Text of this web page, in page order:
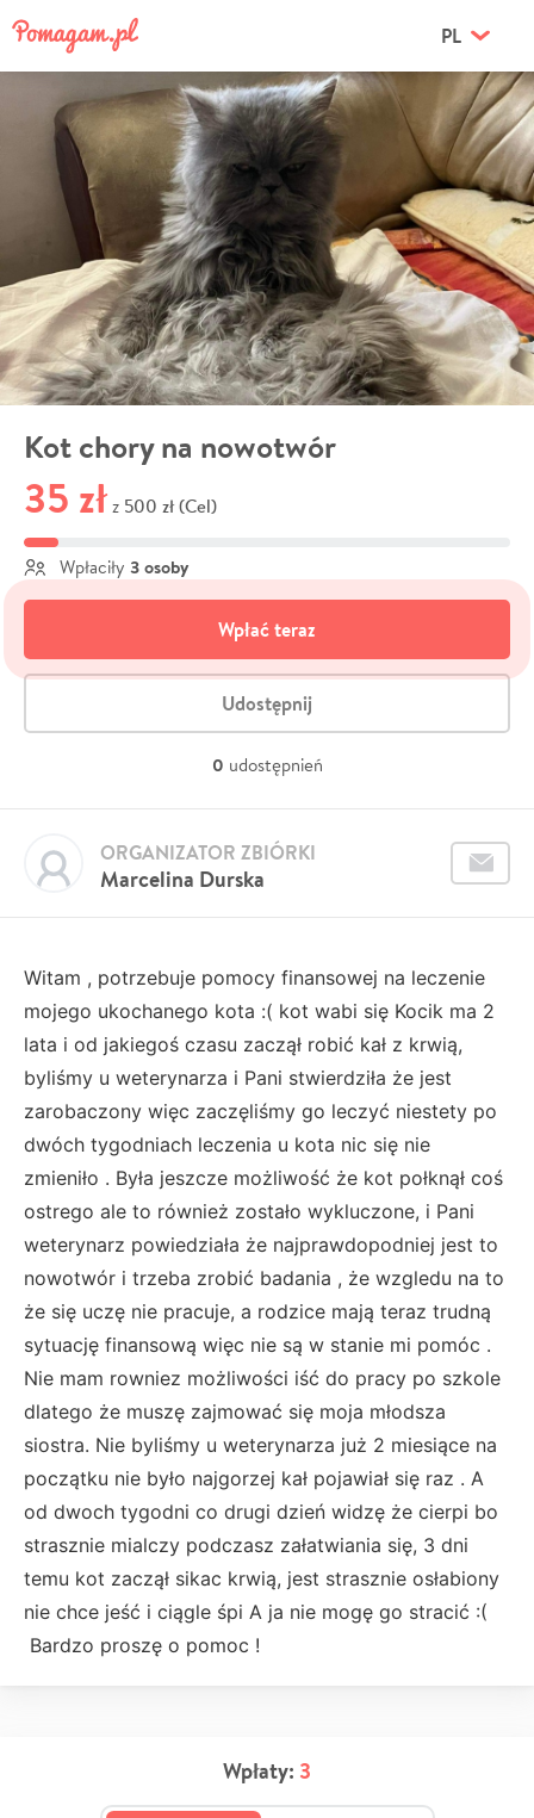
PL
Kot chory na nowotwór
35 zł z 500 zł (Cel)
Wpłaciły 3 osoby
Wpłać teraz
Udostępnij
0 udostępnień
Marcelina Durska
ORGANIZATOR ZBIÓRKI
Witam , potrzebuje pomocy finansowej na leczenie
mojego ukochanego kota :( kot wabi się Kocik ma 2
lata i od jakiegoś czasu zaczął robić kał z krwią,
byliśmy u weterynarza i Pani stwierdziła że jest
zarobaczony więc zaczęliśmy go leczyć niestety po
dwóch tygodniach leczenia u kota nic się nie
zmieniło . Była jeszcze możliwość że kot połknął coś
ostrego ale to również zostało wykluczone, i Pani
weterynarz powiedziała że najprawdopodniej jest to
nowotwór i trzeba zrobić badania , że wzgledu na to
że się uczę nie pracuje, a rodzice mają teraz trudną
sytuację finansową więc nie są w stanie mi pomóc .
Nie mam rowniez możliwości iść do pracy po szkole
dlatego że muszę zajmować się moja młodsza
siostra. Nie byliśmy u weterynarza już 2 miesiące na
początku nie było najgorzej kał pojawiał się raz . A
od dwoch tygodni co drugi dzień widzę że cierpi bo
strasznie mialczy podczasz załatwiania się, 3 dni
temu kot zaczął sikac krwią, jest strasznie osłabiony
nie chce jeść i ciągle śpi A ja nie mogę go stracić :(
Bardzo proszę o pomoc !
Wpłaty: 3